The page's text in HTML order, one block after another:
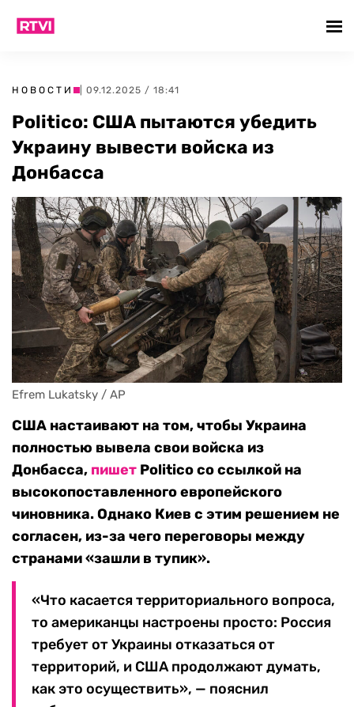
НОВОСТИ | 09.12.2025 / 18:41
Politico: США пытаются убедить
Украину вывести войска из
Донбасса
Efrem Lukatsky / AP
США настаивают на том, чтобы Украина
полностью вывела свои войска из
Донбасса, пишет Politico со ссылкой на
высокопоставленного европейского
чиновника. Однако Киев с этим решением не
согласен, из-за чего переговоры между
странами «зашли в тупик».
«Что касается территориального вопроса,
то американцы настроены просто: Россия
требует от Украины отказаться от
территорий, и США продолжают думать,
как это осуществить», — пояснил